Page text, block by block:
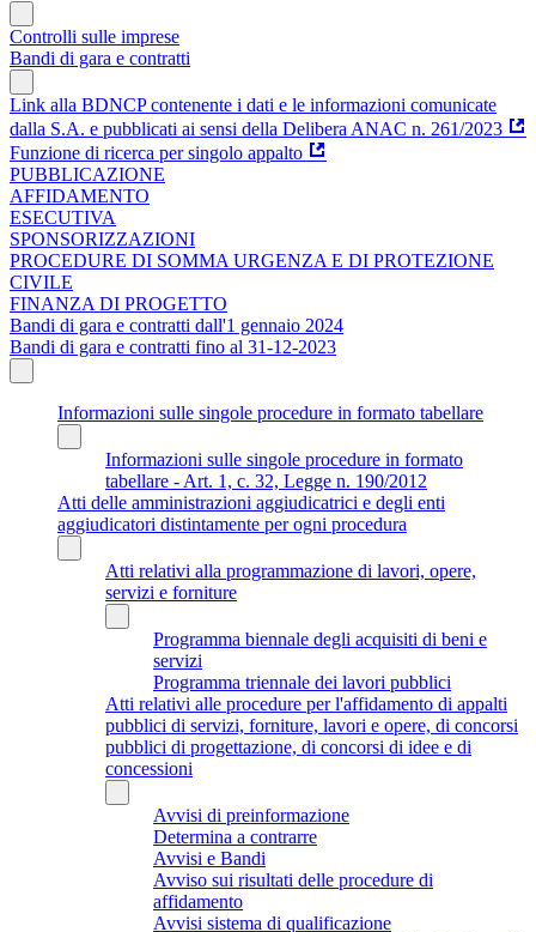
Controlli sulle imprese
Bandi di gara e contratti
Link alla BDNCP contenente i dati e le informazioni comunicate
dalla S.A. e pubblicati ai sensi della Delibera ANAC n. 261/2023
Funzione di ricerca per singolo appalto
PUBBLICAZIONE
AFFIDAMENTO
ESECUTIVA
SPONSORIZZAZIONI
PROCEDURE DI SOMMA URGENZA E DI PROTEZIONE
CIVILE
FINANZA DI PROGETTO
Bandi di gara e contratti dall'1 gennaio 2024
Bandi di gara e contratti fino al 31-12-2023
Informazioni sulle singole procedure in formato tabellare
Informazioni sulle singole procedure in formato
tabellare - Art. 1, c. 32, Legge n. 190/2012
Atti delle amministrazioni aggiudicatrici e degli enti
aggiudicatori distintamente per ogni procedura
Atti relativi alla programmazione di lavori, opere,
servizi e forniture
Programma biennale degli acquisiti di beni e
servizi
Programma triennale dei lavori pubblici
Atti relativi alle procedure per l'affidamento di appalti
pubblici di servizi, forniture, lavori e opere, di concorsi
pubblici di progettazione, di concorsi di idee e di
concessioni
Avvisi di preinformazione
Determina a contrarre
Avvisi e Bandi
Avviso sui risultati delle procedure di
affidamento
Avvisi sistema di qualificazione